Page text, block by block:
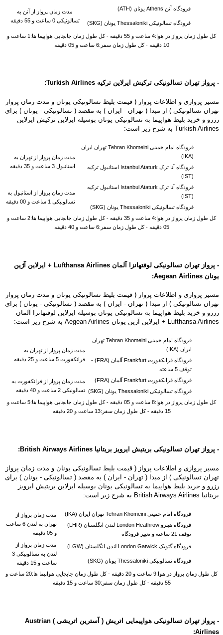
فرودگاه آتن Athens یونان (ATH)
مدت زمان پرواز از آتن به
تسالونیکی 0 ساعت و 55 دقیقه
فرودگاه تسالونیکی Thessaloniki یونان (SKG)
کل طول زمان پرواز در هوا:4 ساعت و 55 دقیقه - کل طول زمان جابجایی هواپیما ها:1 ساعت و
10 دقیقه - کل طول زمان سفر:6 ساعت و 05 دقیقه
- پرواز تهران تسالونیکی ترکیش ایرلاین ترکیه Turkish Airlines
:
مسیر پروازی و اطلاعات پرواز ( قیمت بلیط تسالونیکی یونان و مدت زمان پرواز
تهران تسالونیکی ) از مبدا ( تهران - ایران ) به مقصد ( تسالونیکی - یونان ) برای
رزرو و خرید بلیط هواپیما به تسالونیکی یونان بوسیله ایرلاین ترکیش ایرلاین
Turkish Airlines به شرح زیر است:
فرودگاه امام خمینی Tehran Khomeini تهران ایران
(IKA)
مدت زمان پرواز از تهران به
استانبول 3 ساعت و 35 دقیقه
فرودگاه آتا ترک Istanbul Ataturk استانبول ترکیه
(IST)
فرودگاه آتا ترک Istanbul Ataturk استانبول ترکیه
(IST)
مدت زمان پرواز از استانبول به
تسالونیکی 1 ساعت و 00 دقیقه
فرودگاه تسالونیکی Thessaloniki یونان (SKG)
کل طول زمان پرواز در هوا:4 ساعت و 35 دقیقه - کل طول زمان جابجایی هواپیما ها:2 ساعت و
05 دقیقه - کل طول زمان سفر:6 ساعت و 40 دقیقه
- پرواز تهران تسالونیکی لوفتهانزا آلمان Lufthansa Airlines + ایرلاین آژین
یونان Aegean Airlines
:
مسیر پروازی و اطلاعات پرواز ( قیمت بلیط تسالونیکی یونان و مدت زمان پرواز
تهران تسالونیکی ) از مبدا ( تهران - ایران ) به مقصد ( تسالونیکی - یونان ) برای
رزرو و خرید بلیط هواپیما به تسالونیکی یونان بوسیله ایرلاین لوفتهانزا آلمان
Lufthansa Airlines + ایرلاین آژین یونان Aegean Airlines به شرح زیر است:
فرودگاه امام خمینی Tehran Khomeini تهران
ایران (IKA)
مدت زمان پرواز از تهران به
فرانکفورت 5 ساعت و 25 دقیقه
فرودگاه فرانکفورت Frankfurt آلمان (FRA) -
توقف 5 ساعته
فرودگاه فرانکفورت Frankfurt آلمان (FRA)
مدت زمان پرواز از فرانکفورت به
تسالونیکی 2 ساعت و 40 دقیقه
فرودگاه تسالونیکی Thessaloniki یونان (SKG)
کل طول زمان پرواز در هوا:8 ساعت و 05 دقیقه - کل طول زمان جابجایی هواپیما ها:5 ساعت و
15 دقیقه - کل طول زمان سفر:13 ساعت و 20 دقیقه
- پرواز تهران تسالونیکی بریتیش ایرویز بریتانیا British Airways Airlines
:
مسیر پروازی و اطلاعات پرواز ( قیمت بلیط تسالونیکی یونان و مدت زمان پرواز
تهران تسالونیکی ) از مبدا ( تهران - ایران ) به مقصد ( تسالونیکی - یونان ) برای
رزرو و خرید بلیط هواپیما به تسالونیکی یونان بوسیله ایرلاین بریتیش ایرویز
بریتانیا British Airways Airlines به شرح زیر است:
فرودگاه امام خمینی Tehran Khomeini تهران ایران (IKA)
مدت زمان پرواز از
تهران به لندن 6 ساعت
و 05 دقیقه
فرودگاه هیترو London Heathrow لندن انگلستان (LHR) -
توقف 21 ساعته و تغییر فرودگاه
فرودگاه گتویک London Gatwick لندن انگلستان (LGW)
مدت زمان پرواز از
لندن به تسالونیکی 3
ساعت و 15 دقیقه
فرودگاه تسالونیکی Thessaloniki یونان (SKG)
کل طول زمان پرواز در هوا:9 ساعت و 20 دقیقه - کل طول زمان جابجایی هواپیما ها:20 ساعت و
55 دقیقه - کل طول زمان سفر:30 ساعت و 15 دقیقه
- پرواز تهران تسالونیکی هواپیمایی اتریش ( آسترین اتریشی ) Austrian
Airlines
: